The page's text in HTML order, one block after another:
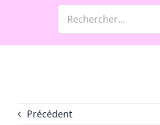
Rechercher:
Précédent